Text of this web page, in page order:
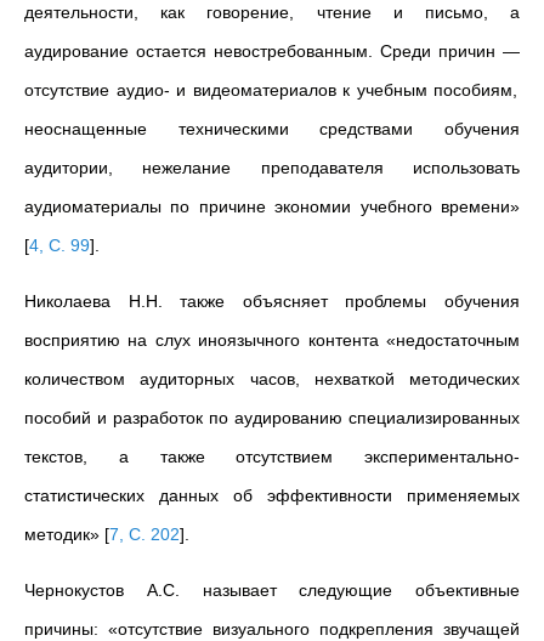
деятельности, как говорение, чтение и письмо, а
аудирование остается невостребованным. Среди причин —
отсутствие аудио- и видеоматериалов к учебным пособиям,
неоснащенные техническими средствами обучения
аудитории, нежелание преподавателя использовать
аудиоматериалы по причине экономии учебного времени»
[4, С. 99]
Николаева Н.Н. также объясняет проблемы обучения
восприятию на слух иноязычного контента «недостаточным
количеством аудиторных часов, нехваткой методических
пособий и разработок по аудированию специализированных
текстов, а также отсутствием экспериментально-
статистических данных об эффективности применяемых
методик» [7, С. 202]
Чернокустов А.С. называет следующие объективные
причины: «отсутствие визуального подкрепления звучащей